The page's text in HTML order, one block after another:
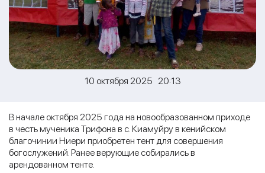
10 октября 2025 20:13
В начале октября 2025 года на новообразованном приходе
в честь мученика Трифона в с. Киамуйру в кенийском
благочинии Ниери приобретен тент для совершения
богослужений. Ранее верующие собирались в
арендованном тенте.